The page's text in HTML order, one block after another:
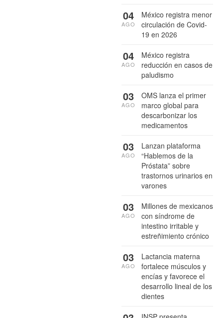
México registra menor
circulación de Covid-
19 en 2026
04
AGO
México registra
reducción en casos de
paludismo
04
AGO
OMS lanza el primer
marco global para
descarbonizar los
medicamentos
03
AGO
Lanzan plataforma
“Hablemos de la
Próstata” sobre
trastornos urinarios en
varones
03
AGO
Millones de mexicanos
con síndrome de
intestino irritable y
estreñimiento crónico
03
AGO
Lactancia materna
fortalece músculos y
encías y favorece el
desarrollo lineal de los
dientes
03
AGO